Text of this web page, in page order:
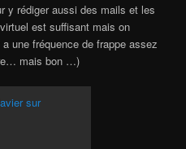
y rédiger aussi des mails et les
est suffisant mais on
une fréquence de frappe assez
mais bon …)